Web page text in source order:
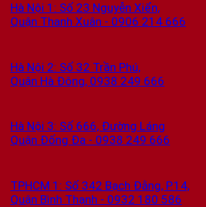
Hà Nội 1: Số 23 Nguyễn Xiển,
Quận Thanh Xuân - 0906 214 666
Hà Nội 2: Số 32 Trần Phú,
Quận Hà Đông, 0938 249 666
Hà Nội 3: Số 666, Đường Láng
Quận Đống Đa - 0938 249 666
TPHCM 1: Số 342 Bạch Đằng, P.14,
Quận Bình Thạnh - 0932 180 586